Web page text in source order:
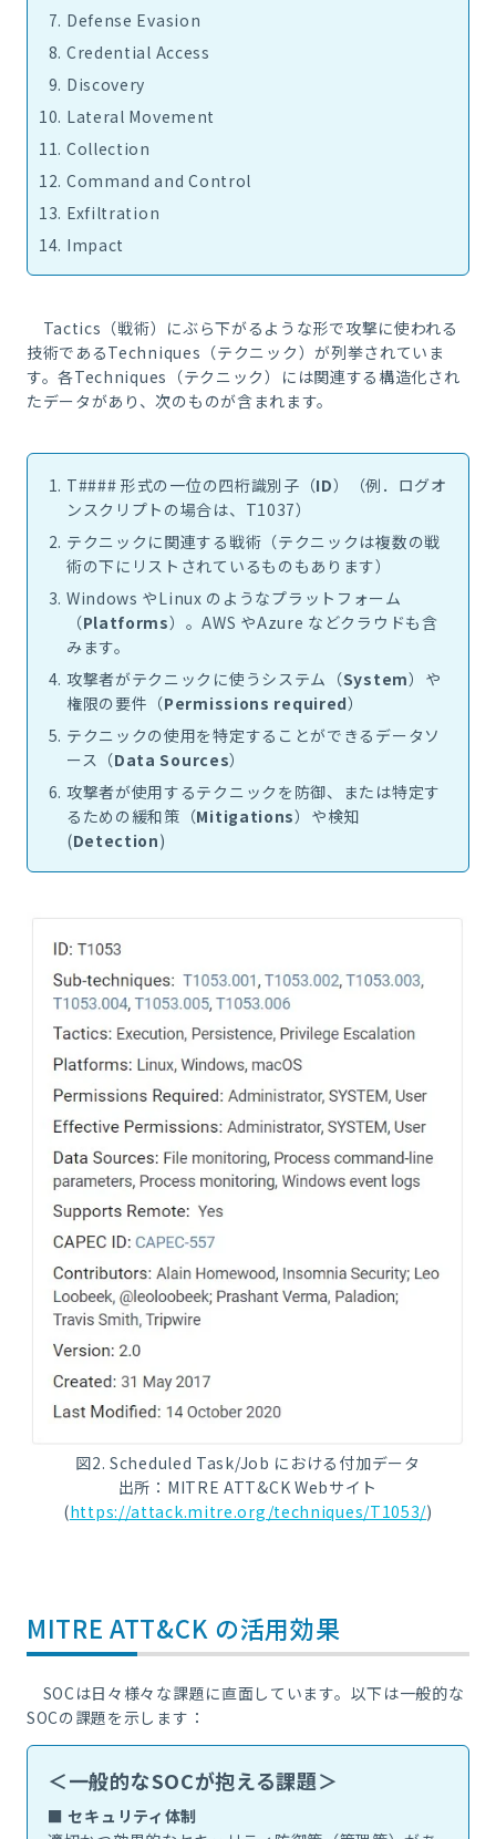
Defense Evasion
Credential Access
Discovery
Lateral Movement
Collection
Command and Control
Exfiltration
Impact
Tactics （戦術）にぶら下がるような形で攻撃に使われる
技術であるTechniques （テクニック）が列挙されていま
す。各Techniques （テクニック）には関連する構造化され
たデータがあり、次のものが含まれます。
T####形式の一位の四桁識別子（ID）（例．ログオ
ンスクリプトの場合は、 T1037）
テクニックに関連する戦術（テクニックは複数の戦
術の下にリストされているものもあります）
Windows やLinux のようなプラットフォーム
（Platforms）。AWS やAzure などクラウドも含
みます。
攻撃者がテクニックに使うシステム（System）や
権限の要件（Permissions required）
テクニックの使用を特定することができるデータソ
ース（Data Sources）
攻撃者が使用するテクニックを防御、または特定す
るための緩和策（Mitigations）や検知
(Detection)
図2. Scheduled Task/Job における付加データ
出所： MITRE ATT&CK Webサイト
(https://attack.mitre.org/techniques/T1053/)
MITRE ATT&CK の活用効果
SOCは日々様々な課題に直面しています。以下は一般的な
SOCの課題を示します：
＜一般的なSOCが抱える課題＞
■ セキュリティ体制